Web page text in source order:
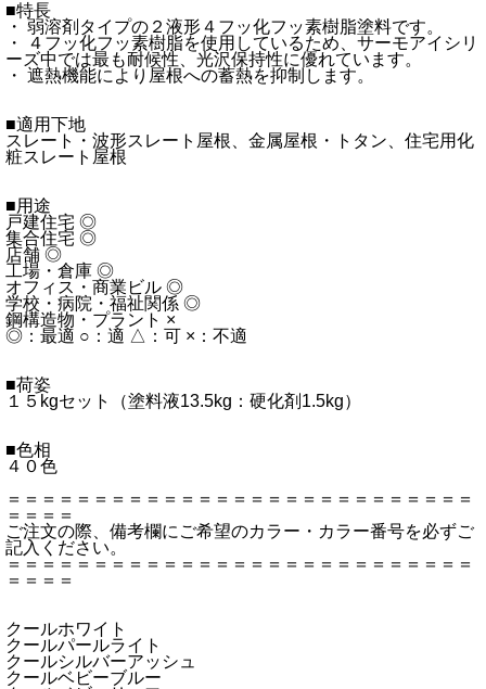
■特長
・ 弱溶剤タイプの２液形４フッ化フッ素樹脂塗料です。
・ ４フッ化フッ素樹脂を使用しているため、サーモアイシリ
ーズ中では最も耐候性、光沢保持性に優れています。
・ 遮熱機能により屋根への蓄熱を抑制します。
■適用下地
スレート・波形スレート屋根、金属屋根・トタン、住宅用化
粧スレート屋根
■用途
戸建住宅 ◎
集合住宅 ◎
店舗 ◎
工場・倉庫 ◎
オフィス・商業ビル ◎
学校・病院・福祉関係 ◎
鋼構造物・プラント ×
◎：最適 ○：適 △：可 ×：不適
■荷姿
１５kgセット（塗料液13.5kg：硬化剤1.5kg）
■色相
４０色
＝＝＝＝＝＝＝＝＝＝＝＝＝＝＝＝＝＝＝＝＝＝＝＝＝＝＝
＝＝＝＝
ご注文の際、備考欄にご希望のカラー・カラー番号を必ずご
記入ください。
＝＝＝＝＝＝＝＝＝＝＝＝＝＝＝＝＝＝＝＝＝＝＝＝＝＝＝
＝＝＝＝
クールホワイト
クールパールライト
クールシルバーアッシュ
クールベビーブルー